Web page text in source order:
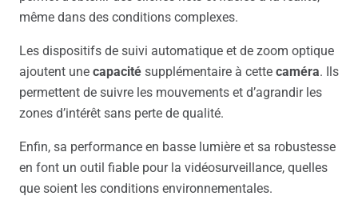
même dans des conditions complexes.
Les dispositifs de suivi automatique et de zoom optique
ajoutent une capacité supplémentaire à cette caméra. Ils
permettent de suivre les mouvements et d’agrandir les
zones d’intérêt sans perte de qualité.
Enfin, sa performance en basse lumière et sa robustesse
en font un outil fiable pour la vidéosurveillance, quelles
que soient les conditions environnementales.